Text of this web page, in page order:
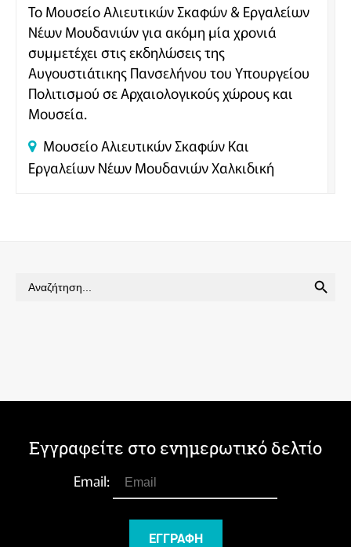
Το Μουσείο Αλιευτικών Σκαφών & Εργαλείων
Νέων Μουδανιών για ακόμη μία χρονιά
συμμετέχει στις εκδηλώσεις της
Αυγουστιάτικης Πανσελήνου του Υπουργείου
Πολιτισμού σε Αρχαιολογικούς χώρους και
Μουσεία.
Μουσείο Αλιευτικών Σκαφών Και
Εργαλείων Νέων ΜουδανιώνΧαλκιδική
Search
for:
Εγγραφείτε στο ενημερωτικό δελτίο
Email: